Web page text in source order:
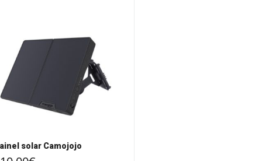
solar Camojojo